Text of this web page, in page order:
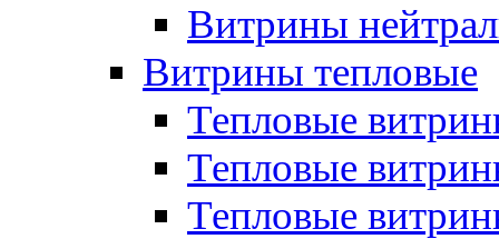
Витрины
Витрины тепловые
Тепловые
Тепловые
Тепловые